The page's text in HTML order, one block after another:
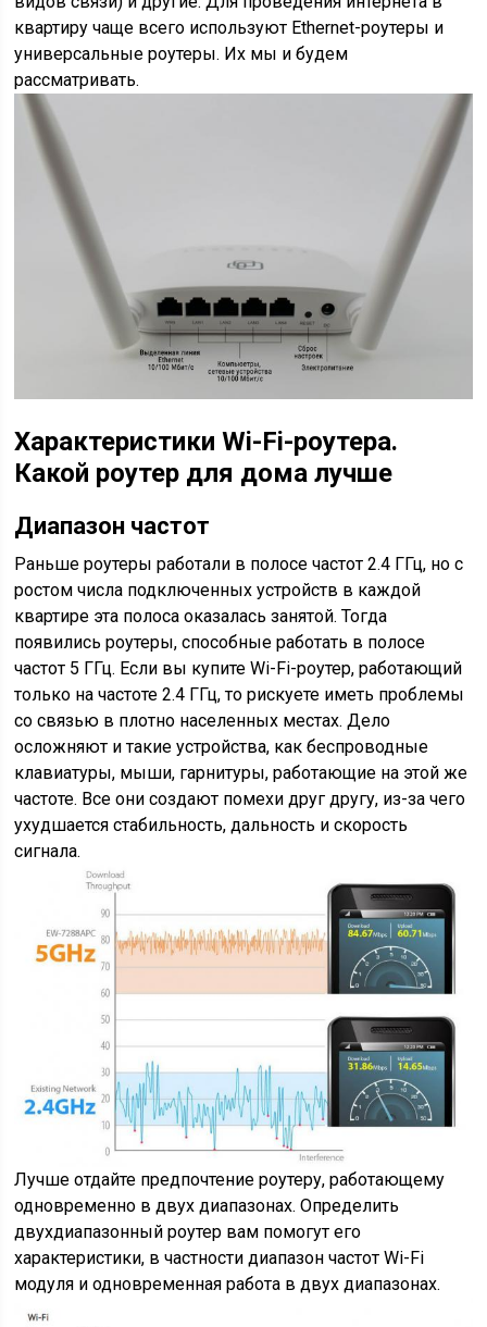
квартиру чаще всего используют Ethernet-роутеры и
универсальные роутеры. Их мы и будем
рассматривать.
Характеристики Wi-Fi-роутера.
Какой роутер для дома лучше
Диапазон частот
Раньше роутеры работали в полосе частот 2.4 ГГц, но с
ростом числа подключенных устройств в каждой
квартире эта полоса оказалась занятой. Тогда
появились роутеры, способные работать в полосе
частот 5 ГГц. Если вы купите Wi-Fi-роутер, работающий
только на частоте 2.4 ГГц, то рискуете иметь проблемы
со связью в плотно населенных местах. Дело
осложняют и такие устройства, как беспроводные
клавиатуры, мыши, гарнитуры, работающие на этой же
частоте. Все они создают помехи друг другу, из-за чего
ухудшается стабильность, дальность и скорость
сигнала.
Лучше отдайте предпочтение роутеру, работающему
одновременно в двух диапазонах. Определить
двухдиапазонный роутер вам помогут его
характеристики, в частности диапазон частот Wi-Fi
модуля и одновременная работа в двух диапазонах.